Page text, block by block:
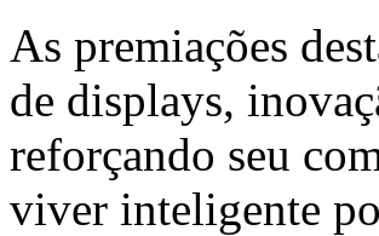
As premiações
de displays,
reforçando seu
viver inteligente